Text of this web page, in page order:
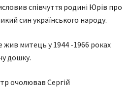
співчуття родині Юрів про
син українського народу.
жив митець у 1944 -1966 роках
дошку.
очолював Сергій